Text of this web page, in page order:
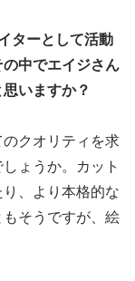
ターとして活動
中でエイジさん
いますか？
クオリティを求
ょうか。カット
、より本格的な
そうですが、絵